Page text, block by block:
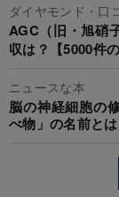
ダイヤモンド・口
AGC（旧・旭硝
収は？【5000件
ニュースな本
脳の神経細胞の
べ物」の名前と